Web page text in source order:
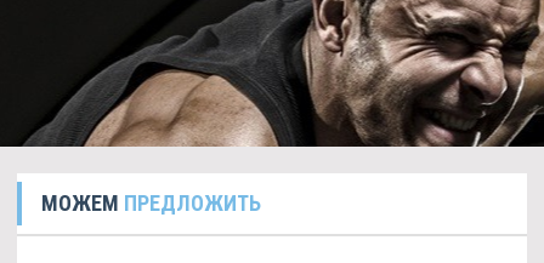
МОЖЕМ ПРЕДЛОЖИТЬ